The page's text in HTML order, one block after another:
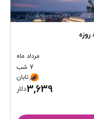
مرداد ماه
7 شب
تابان
3,639دلار